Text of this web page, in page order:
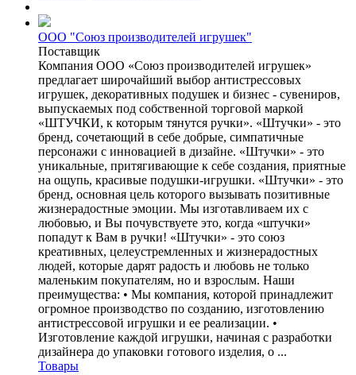
ООО "Союз производителей игрушек"
Поставщик
Компания ООО «Союз производителей игрушек»
предлагает широчайший выбор антистрессовых
игрушек, декоративных подушек и бизнес - сувениров,
выпускаемых под собственной торговой маркой
«ШТУЧКИ, к которым тянутся ручки». «Штучки» - это
бренд, сочетающий в себе добрые, симпатичные
персонажи с инновацией в дизайне. «Штучки» - это
уникальные, притягивающие к себе создания, приятные
на ощупь, красивые подушки-игрушки. «Штучки» - это
бренд, основная цель которого вызывать позитивные
жизнерадостные эмоции. Мы изготавливаем их с
любовью, и Вы почувствуете это, когда «штучки»
попадут к Вам в ручки! «Штучки» - это союз
креативных, целеустремленных и жизнерадостных
людей, которые дарят радость и любовь не только
маленьким покупателям, но и взрослым. Наши
преимущества: • Мы компания, которой принадлежит
огромное производство по созданию, изготовлению
антистрессовой игрушки и ее реализации. •
Изготовление каждой игрушки, начиная с разработки
дизайнера до упаковки готового изделия, о ...
Товары